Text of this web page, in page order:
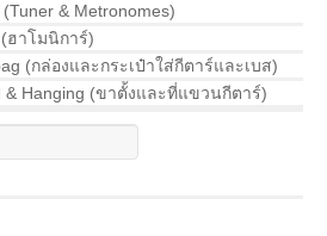
(Tuner & Metronomes)
ฮาโมนิการ์)
(กล่องและกระเป๋าใส่กีตาร์และเบส)
& Hanging (ขาตั้งและที่แขวนกีตาร์)